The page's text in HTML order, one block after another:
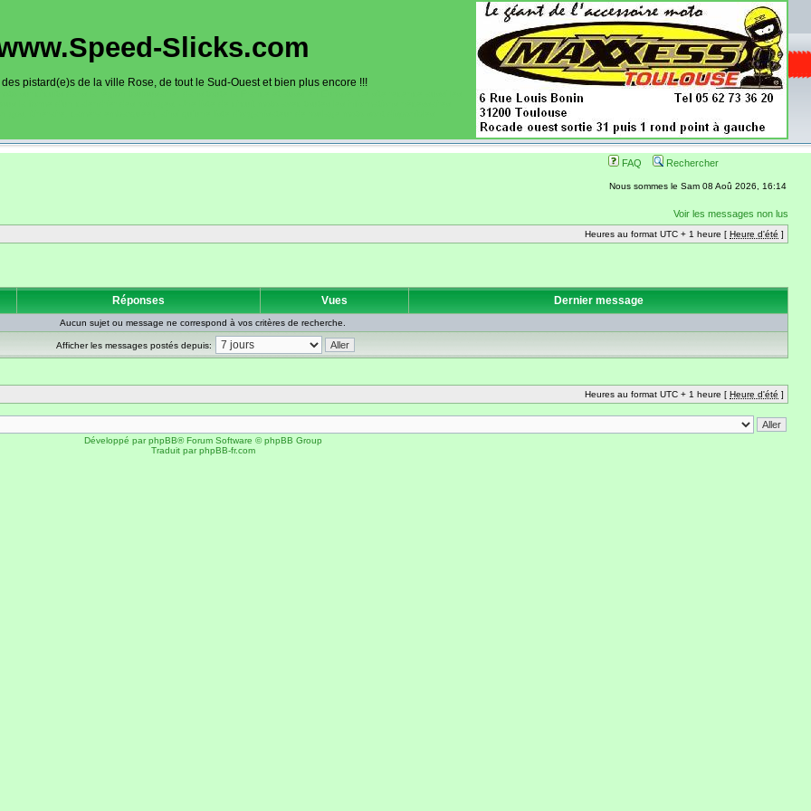
Slicks.com
des pistard(e)s de la ville Rose, de tout le Sud-Ouest et bien plus encore !!!
FAQ Rechercher
Nous sommes le Sam 08 Aoû 2026, 16:14
Voir les messages non lus
Heures au format UTC + 1 heure [ Heure d'été ]
Réponses Vues Dernier message
Aucun sujet ou message ne correspond à vos critères de recherche.
Afficher les messages postés depuis:
Heures au format UTC + 1 heure [ Heure d'été ]
Développé parphpBB® Forum Software © phpBB Group
Traduit parphpBB-fr.com